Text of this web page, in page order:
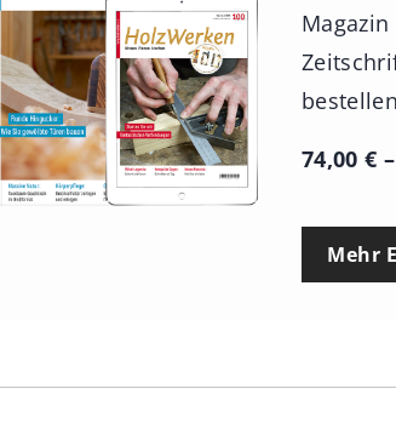
74,00 €
Mehr